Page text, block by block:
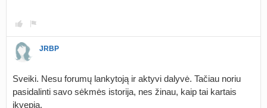
JRBP
Sveiki. Nesu forumų lankytoją ir aktyvi dalyvė. Tačiau noriu
pasidalinti savo sėkmės istorija, nes žinau, kaip tai kartais
įkvepia.